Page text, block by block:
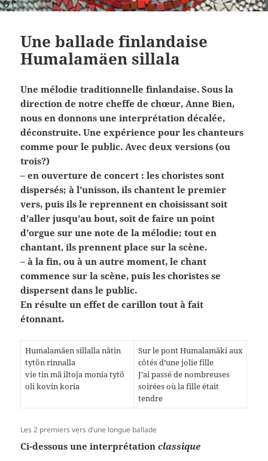
Une ballade finlandaise
Humalamäen sillala
Une mélodie traditionnelle finlandaise. Sous la
direction de notre cheffe de chœur, Anne Bien,
nous en donnons une interprétation décalée,
déconstruite. Une expérience pour les chanteurs
comme pour le public. Avec deux versions (ou
trois?)
– en ouverture de concert : les choristes sont
dispersés; à l’unisson, ils chantent le premier
vers, puis ils le reprennent en choisissant soit
d’aller jusqu’au bout, soit de faire un point
d’orgue sur une note de la mélodie; tout en
chantant, ils prennent place sur la scène.
– à la fin, ou à un autre moment, le chant
commence sur la scène, puis les choristes se
dispersent dans le public.
En résulte un effet de carillon tout à fait
étonnant.
Humalamäen sillalla nätin
tytön rinnalla
vie tin mä iltoja monia tytö
oli kovin koria
Sur le pont Humalamäki aux
côtés d’une jolie fille
J’ai passé de nombreuses
soirées où la fille était
tendre
Les 2 premiers vers d’une longue ballade
Ci-dessous une interprétationclassique